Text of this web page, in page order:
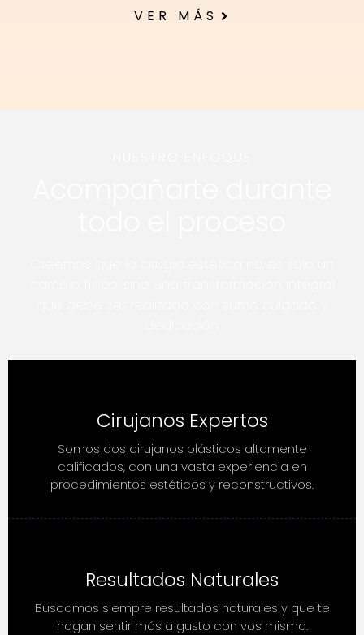
VER MÁS
Cirujanos Expertos
Somos dos cirujanos plásticos altamente
calificados, con una vasta experiencia en
procedimientos estéticos y reconstructivos.
Resultados Naturales
Buscamos siempre resultados naturales y que te
hagan sentir más a gusto con vos misma.